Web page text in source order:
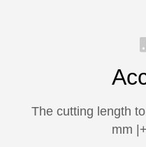
The cutting length
mm